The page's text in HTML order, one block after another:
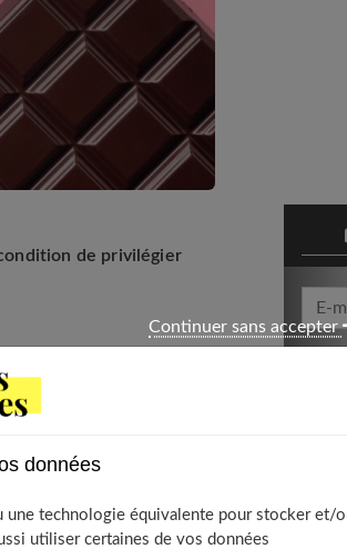
de privilégier
et de sucre,
Votre
données
technologie équivalente pour stocker et/
utiliser certaines de vos données
Continuer sans accepter